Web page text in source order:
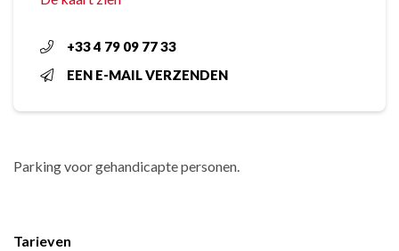
+33 4 79 09 77 33
EEN E-MAIL VERZENDEN
Parking voor gehandicapte personen.
Tarieven